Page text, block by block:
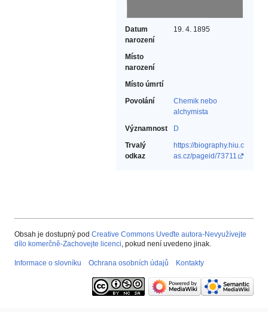
Datum
narození
19. 4. 1895
Místo
narození
Místo úmrtí
Povolání
Chemik nebo
alchymista‎
Významnost
D
Trvalý
odkaz
https://biography.hiu.c
as.cz/pageid/73711
Obsah je dostupný pod Creative Commons Uveďte autora-Nevyužívejte
dílo komerčně-Zachovejte licenci, pokud není uvedeno jinak.
Informace o slovníku Ochrana osobních údajů Kontakty